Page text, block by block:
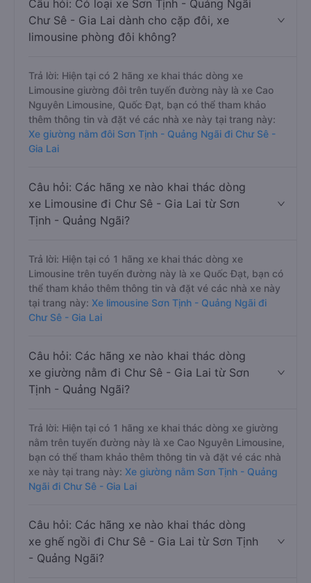
Câu hỏi: Có loại xe Sơn Tịnh - Quảng Ngãi
Chư Sê - Gia Lai dành cho cặp đôi, xe
limousine phòng đôi không?
Trả lời: Hiện tại có 2 hãng xe khai thác dòng xe
Limousine giường đôi trên tuyến đường này là xe Cao
Nguyên Limousine, Quốc Đạt, bạn có thể tham khảo
thêm thông tin và đặt vé các nhà xe này tại trang này:
Xe giường nằm đôi Sơn Tịnh - Quảng Ngãi đi Chư Sê -
Gia Lai
Câu hỏi: Các hãng xe nào khai thác dòng
xe Limousine đi Chư Sê - Gia Lai từ Sơn
Tịnh - Quảng Ngãi?
Trả lời: Hiện tại có 1 hãng xe khai thác dòng xe
Limousine trên tuyến đường này là xe Quốc Đạt, bạn có
thể tham khảo thêm thông tin và đặt vé các nhà xe này
tại trang này: Xe limousine Sơn Tịnh - Quảng Ngãi đi
Chư Sê - Gia Lai
Câu hỏi: Các hãng xe nào khai thác dòng
xe giường nằm đi Chư Sê - Gia Lai từ Sơn
Tịnh - Quảng Ngãi?
Trả lời: Hiện tại có 1 hãng xe khai thác dòng xe giường
nằm trên tuyến đường này là xe Cao Nguyên Limousine,
bạn có thể tham khảo thêm thông tin và đặt vé các nhà
xe này tại trang này: Xe giường nằm Sơn Tịnh - Quảng
Ngãi đi Chư Sê - Gia Lai
Câu hỏi: Các hãng xe nào khai thác dòng
xe ghế ngồi đi Chư Sê - Gia Lai từ Sơn Tịnh
- Quảng Ngãi?